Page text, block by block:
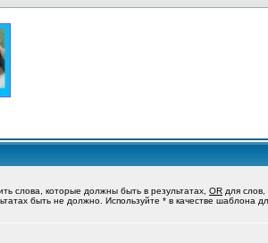
слова, которые должны быть в результатах, OR для
быть не должно. Используйте * в качестве шаблона